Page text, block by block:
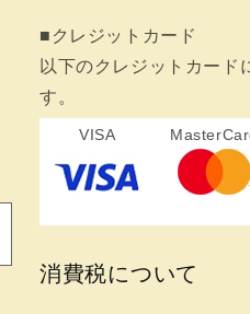
■クレジットカード
以下のクレジットカード
す。
VISA
消費税について